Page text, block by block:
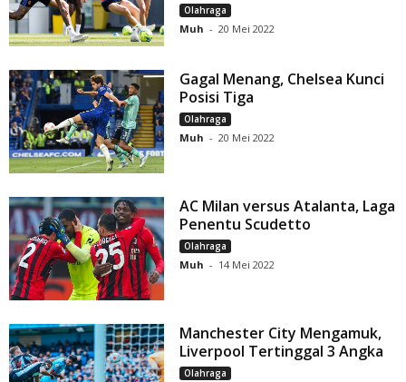
Olahraga
Muh - 20 Mei 2022
Gagal Menang, Chelsea Kunci
Posisi Tiga
Olahraga
Muh - 20 Mei 2022
AC Milan versus Atalanta, Laga
Penentu Scudetto
Olahraga
Muh - 14 Mei 2022
Manchester City Mengamuk,
Liverpool Tertinggal 3 Angka
Olahraga